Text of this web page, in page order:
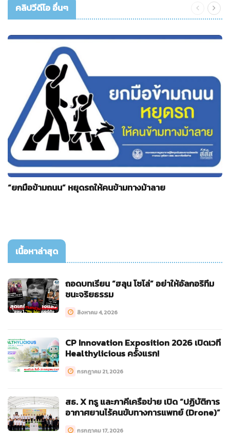
คลิปวีดีโอ อื่นๆ
“ยกมือข้ามถนน” หยุดรถให้คนข้ามทางม้าลาย
เนื้อหาล่าสุด
ถอดบทเรียน “ฮลุน โซโล่” อย่าให้อัลกอริทึม
ชนะจริยธรรม
สิงหาคม 4, 2026
CP Innovation Exposition 2026 เปิดเวที
Healthylicious ครั้งแรก!
กรกฎาคม 21, 2026
สธ. X ทรู และภาคีเครือข่าย เปิด “ปฏิบัติการ
อากาศยานไร้คนขับทางการแพทย์ (Drone)”
กรกฎาคม 17, 2026